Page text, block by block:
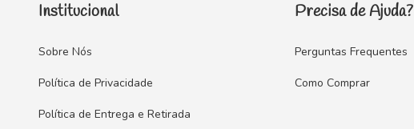
Institucional
Sobre Nós
Política de Privacidade
Política de Entrega e Retirada
Precisa de Ajuda?
Perguntas Frequentes
Como Comprar